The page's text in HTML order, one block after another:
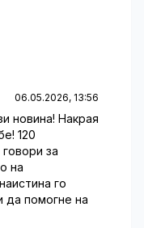
06.05.2026, 13:56
новина! Накрая
120
за
на
го
да помогне на